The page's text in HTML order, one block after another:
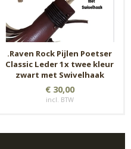
.Raven Rock Pijlen Poetser
Classic Leder 1x twee kleur
zwart met Swivelhaak
€ 30,00
incl. BTW